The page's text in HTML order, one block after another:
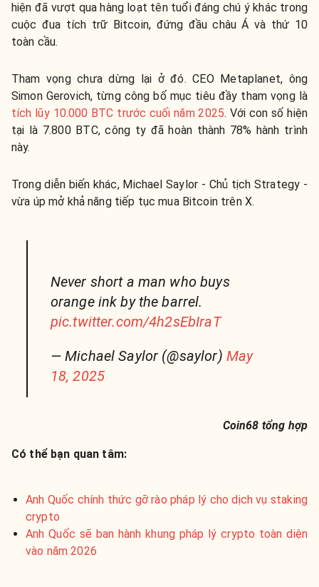
hiện đã vượt qua hàng loạt tên tuổi đáng chú ý khác trong
cuộc đua tích trữ Bitcoin, đứng đầu châu Á và thứ 10
toàn cầu.
Tham vọng chưa dừng lại ở đó. CEO Metaplanet, ông
Simon Gerovich, từng công bố mục tiêu đầy tham vọng là
tích lũy 10.000 BTC trước cuối năm 2025. Với con số hiện
tại là 7.800 BTC, công ty đã hoàn thành 78% hành trình
này.
Trong diễn biến khác, MichaelSaylor - Chủ tịch Strategy -
vừa úpmở khảnăng tiếp tụcmua Bitcoin trên X.
Never short a man who buys
orange ink by the barrel.
pic.twitter.com/4h2sEbIraT
— Michael Saylor (@saylor) May
18, 2025
Coin68 tổng hợp
Có thể bạn quan tâm:
Anh Quốc chính thức gỡ rào pháp lý cho dịch vụ staking
crypto
Anh Quốc sẽ ban hành khung pháp lý crypto toàn diện
vào năm 2026